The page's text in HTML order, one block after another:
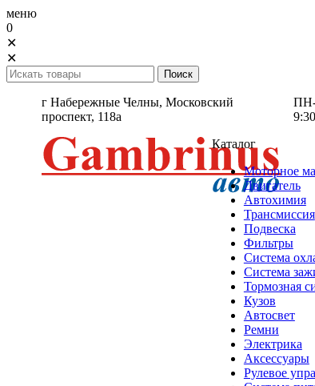
меню
0
✕
✕
г Набережные Челны, Московский
проспект, 118а
ПН-
Каталог
Моторное
Двигатель
Автохимия
Трансмиссия
Подвеска
Фильтры
Система
Система
Тормозная
Кузов
Автосвет
Ремни
Электрика
Аксессуары
Рулевое